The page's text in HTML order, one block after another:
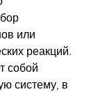
или
реакций.
собой
систему, в